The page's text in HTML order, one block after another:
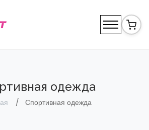
одежда
Спортивная одежда